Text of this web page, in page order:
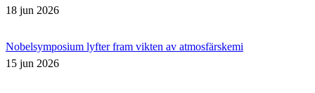
18 jun 2026
Nobelsymposium lyfter fram vikten av atmosfärskemi
15 jun 2026